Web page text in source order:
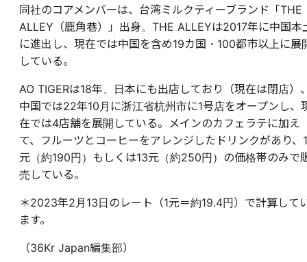
同社のコアメンバーは、台湾ミルクティーブランド「THE
ALLEY（鹿角巷）」出身。THE ALLEYは2017年に中国本
に進出し、現在では中国を含め19カ国・100都市以上に展
している。
AO TIGERは18年、日本にも出店しており（現在は閉店）
中国では22年10月に浙江省杭州市に1号店をオープンし、
在では4店舗を展開している。メインのカフェラテに加え
て、フルーツとコーヒーをアレンジしたドリンクがあり、
元（約190円）もしくは13元（約250円）の価格帯のみで
売している。
＊2023年2月13日のレート（1元＝約19.4円）で計算して
ます。
（36Kr Japan編集部）